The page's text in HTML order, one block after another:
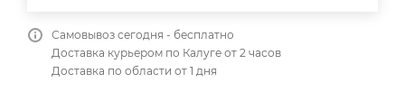
Самовывоз сегодня - бесплатно
Доставка курьером по Калуге от 2 часов
Доставка по области от 1 дня